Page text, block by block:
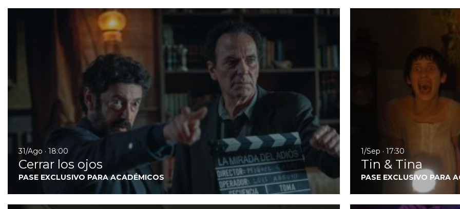
31/Ago · 18:00
Cerrar los ojos
PASE EXCLUSIVO PARA ACADÉMICOS
1/Sep · 17:30
Tin & Tina
PASE EXCLUSIVO PARA